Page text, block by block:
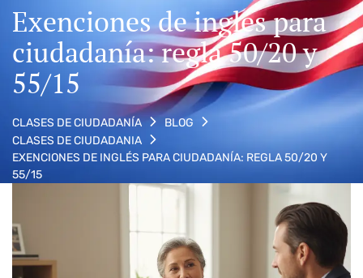
Exenciones de inglés para
ciudadanía: regla 50/20 y
55/15
CLASES DE CIUDADANÍA
BLOG
CLASES DE CIUDADANIA
EXENCIONES DE INGLÉS PARA CIUDADANÍA: REGLA 50/20 Y
55/15